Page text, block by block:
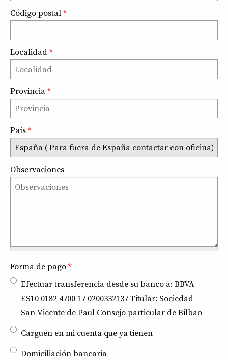
Código postal *
Localidad *
Provincia *
País *
Observaciones
Forma de pago *
Efectuar transferencia desde su banco a: BBVA
ES10 0182 4700 17 0200332137 Titular: Sociedad
San Vicente de Paul Consejo particular de Bilbao
Carguen en mi cuenta que ya tienen
Domiciliación bancaria